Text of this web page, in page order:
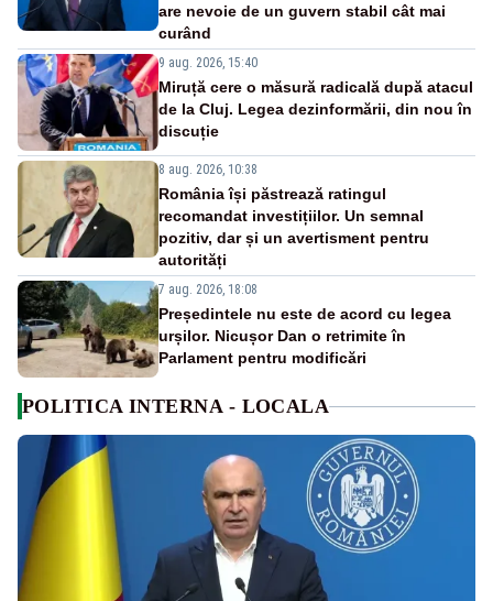
are nevoie de un guvern stabil cât mai
curând
9 aug. 2026, 15:40
Miruță cere o măsură radicală după atacul
de la Cluj. Legea dezinformării, din nou în
discuție
8 aug. 2026, 10:38
România își păstrează ratingul
recomandat investițiilor. Un semnal
pozitiv, dar și un avertisment pentru
autorități
7 aug. 2026, 18:08
Președintele nu este de acord cu legea
urșilor. Nicușor Dan o retrimite în
Parlament pentru modificări
POLITICA INTERNA - LOCALA